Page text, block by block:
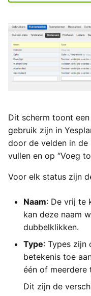
Yesplan 1.19, mei
Yesplan 1.18, sep
Yesplan 1.15, sep
Yesplan 1.14, jun 2014
Yesplan 1.12, mrt
Yesplan 1.11, nov
Yesplan 1.10, sep
Dit scherm toont
gebruik zijn in
door de velden in
vullen en op “Voeg
Voor elk status zijn
Naam: De vrij te
kan deze naam
dubbelklikken.
Type: Types zijn
betekenis toe
één of meerdere
Dit zijn de